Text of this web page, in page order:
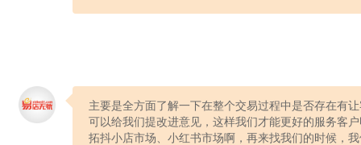
主要是全方面了解一下在整个交易过程中是否存在有
可以给我们提改进意见，这样我们才能更好的服务客
拓抖小店市场、小红书市场啊，再来找我们的时候，